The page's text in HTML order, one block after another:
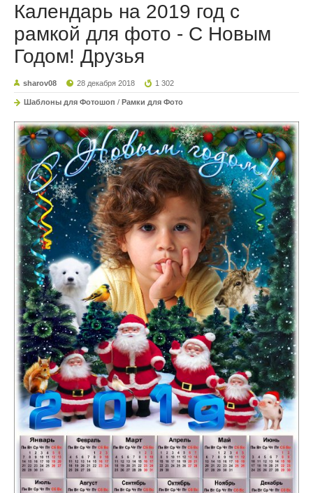
Календарь на 2019 год с
рамкой для фото - С Новым
Годом! Друзья
sharov08 28 декабря 2018 1 302
Шаблоны для Фотошоп / Рамки для Фото